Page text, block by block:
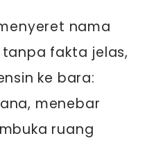
nama
tanpa fakta jelas,
ke bara:
menebar
ruang